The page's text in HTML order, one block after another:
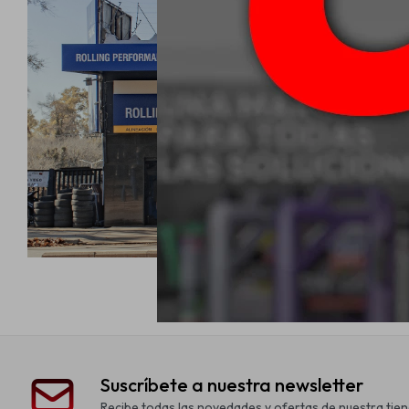
Suscríbete a nuestra newsletter